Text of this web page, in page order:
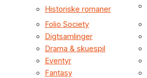
Historiske romaner
Folio Society
Digtsamlinger
Drama & skuespil
Eventyr
Fantasy